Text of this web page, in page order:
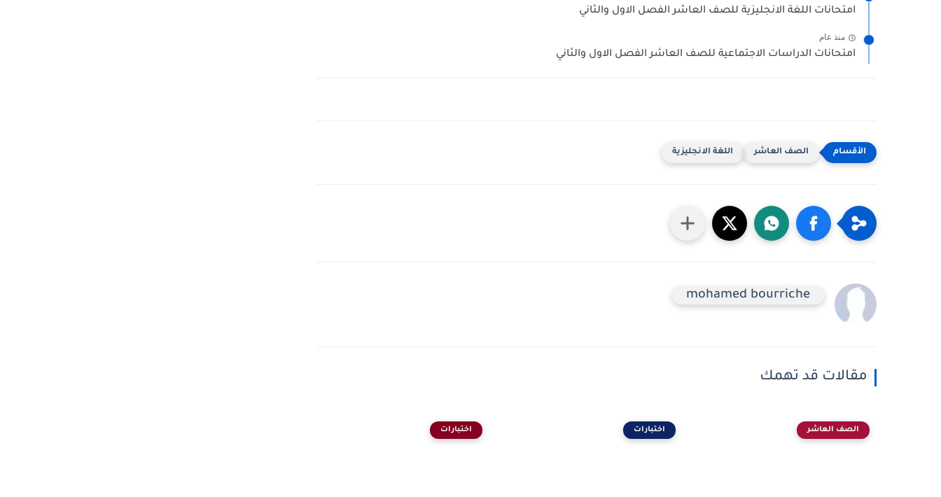
امتحانات اللغة الانجليزية للصف العاشر الفصل الاول والثاني
منذ عام
امتحانات الدراسات الاجتماعية للصف العاشر الفصل الاول والثاني
الصف العاشر اللغة الانجليزية
mohamed bourriche
مقالات قد تهمك
الصف العاشر اختبارات اختبارات